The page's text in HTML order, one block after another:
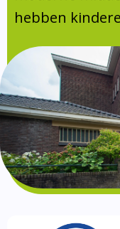
Aanmelden
Schoolgids
Gezonde
BSO
Privacy
hebben